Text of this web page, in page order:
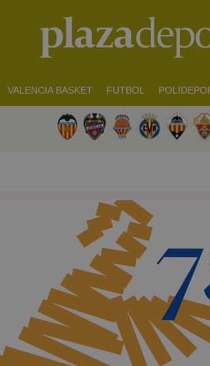
VALENCIA BASKET FUTBOL